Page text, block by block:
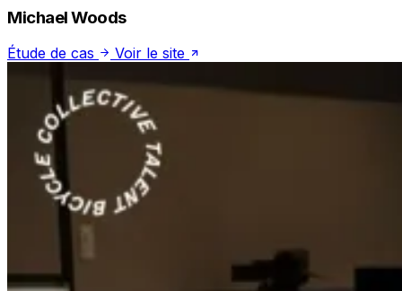
Michael Woods
Étude de cas Voir le site